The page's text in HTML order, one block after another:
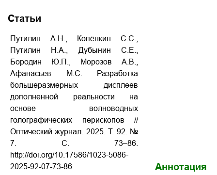
Статьи
Путилин А.Н., Копёнкин С.С.,
Путилин Н.А., Дубынин С.Е.,
Бородин Ю.П., Морозов А.В.,
Афанасьев М.С. Разработка
большеразмерных дисплеев
дополненной реальности на
основе волноводных
голографических перископов //
Оптический журнал. 2025.Т. 92. №
7. С . 73–86.
http://doi.org/10.17586/1023-5086-
2025-92-07-73-86
Аннотация